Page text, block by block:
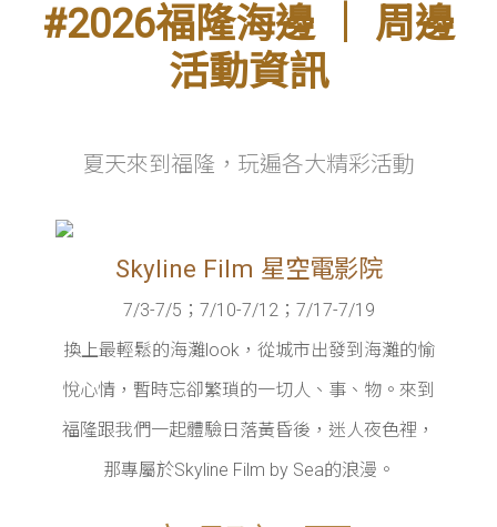
#2026福隆海邊 ｜ 周邊
活動資訊
夏天來到福隆，玩遍各大精彩活動
Skyline Film 星空電影院
7/3-7/5；7/10-7/12；7/17-7/19
換上最輕鬆的海灘look，從城市出發到海灘的愉
悅心情，暫時忘卻繁瑣的一切人、事、物。來到
福隆跟我們一起體驗日落黃昏後，迷人夜色裡，
那專屬於Skyline Film by Sea的浪漫。